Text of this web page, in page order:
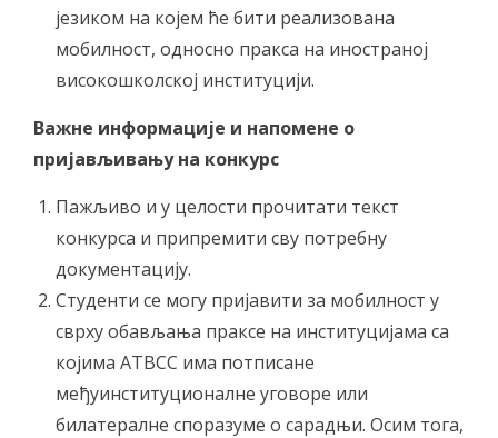
језиком на којем ће бити реализована
мобилност, односно пракса на иностраној
високошколској институцији.
Важне информације и напомене о
пријављивању на конкурс
Пажљиво и у целости прочитати текст
конкурса и припремити сву потребну
документацију.
Студенти се могу пријавити за мобилност у
сврху обављања праксе на институцијама са
којима АТВСС има потписане
међуинституционалне уговоре или
билатералне споразуме о сарадњи. Осим тога,